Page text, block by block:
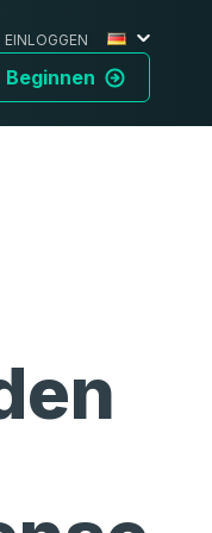
EINLOGGEN
Beginnen